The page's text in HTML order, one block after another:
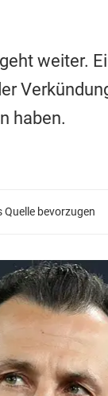
weiter.
haben.
Quelle bevorzugen